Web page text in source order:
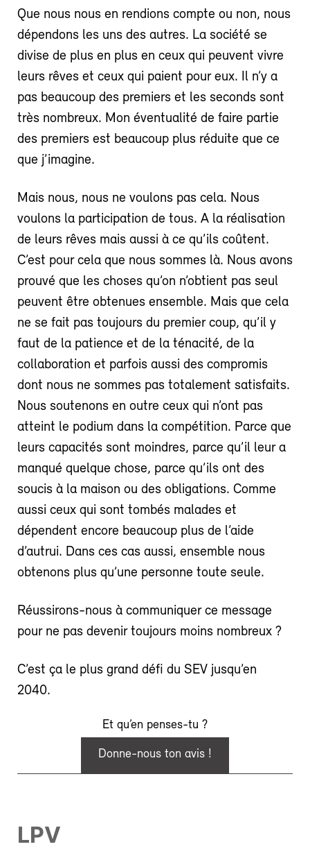
Que nous nous en rendions compte ou non, nous
dépendons les uns des autres. La société se
divise de plus en plus en ceux qui peuvent vivre
leurs rêves et ceux qui paient pour eux. Il n’y a
pas beaucoup des premiers et les seconds sont
très nombreux. Mon éventualité de faire partie
des premiers est beaucoup plus réduite que ce
que j’imagine.
Mais nous, nous ne voulons pas cela. Nous
voulons la participation de tous. A la réalisation
de leurs rêves mais aussi à ce qu’ils coûtent.
C’est pour cela que nous sommes là. Nous avons
prouvé que les choses qu’on n’obtient pas seul
peuvent être obtenues ensemble. Mais que cela
ne se fait pas toujours du premier coup, qu’il y
faut de la patience et de la ténacité, de la
collaboration et parfois aussi des compromis
dont nous ne sommes pas totalement satisfaits.
Nous soutenons en outre ceux qui n’ont pas
atteint le podium dans la compétition. Parce que
leurs capacités sont moindres, parce qu’il leur a
manqué quelque chose, parce qu’ils ont des
soucis à la maison ou des obligations. Comme
aussi ceux qui sont tombés malades et
dépendent encore beaucoup plus de l’aide
d’autrui. Dans ces cas aussi, ensemble nous
obtenons plus qu’une personne toute seule.
Réussirons-nous à communiquer ce message
pour ne pas devenir toujours moins nombreux ?
C’est ça le plus grand défi du SEV jusqu’en
2040.
Et qu’en penses-tu ?
Donne-nous ton avis !
LPV